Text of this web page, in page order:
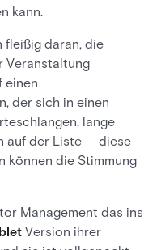
kann.
fleißig daran, die
Veranstaltung
einen
der sich in einen
lange
auf der Liste — diese
können die Stimmung
Management das ins
Version ihrer